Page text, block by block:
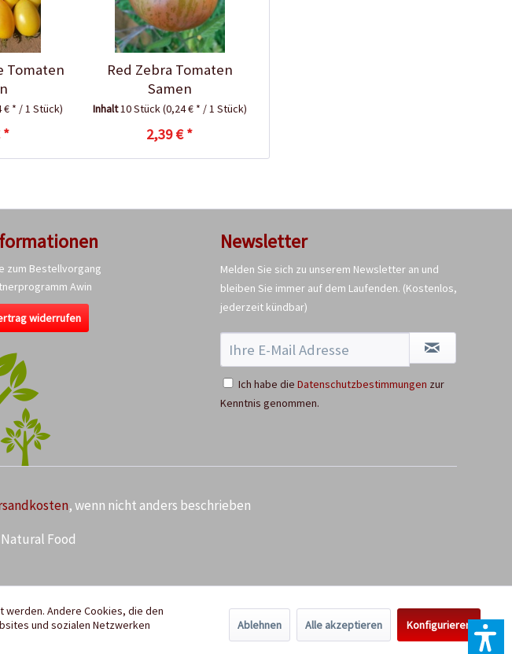
Tomaten
€ * / 1 Stück)
*
Red Zebra Tomaten
Samen
Inhalt10 Stück(0,24 € * / 1 Stück)
2,39 € *
Bio Tomatendünger
Inhalt1 Kilogramm
zum Bestellvorgang
Awin
widerrufen
Newsletter
Melden Sie sich zu unserem Newsletter an und
bleiben Sie immer auf dem Laufenden. (Kostenlos,
jederzeit kündbar)
Ich habe die Datenschutzbestimmungen zur
Kenntnis genommen.
, wenn nicht anders beschrieben
Food
Andere Cookies, die den
und sozialen Netzwerken
Ablehnen Alle akzeptieren Konfigurieren